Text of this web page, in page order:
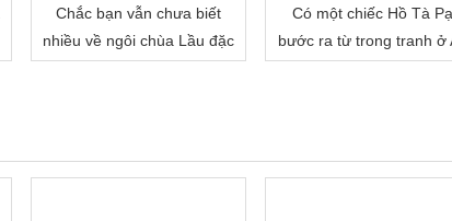
Chắc bạn vẫn chưa biết
nhiều về ngôi chùa Lầu đặc
Có một chiếc Hồ Tà Pạ
bước ra từ trong tranh ở